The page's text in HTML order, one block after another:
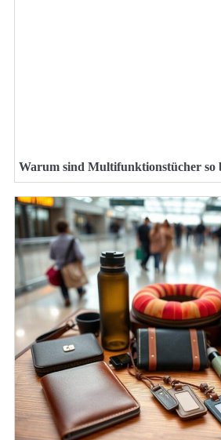
Warum sind Multifunktionstücher so